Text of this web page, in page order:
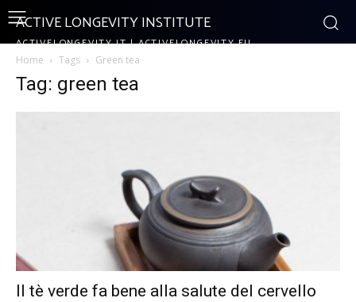
ACTIVE LONGEVITY INSTITUTE
ACTIVELONGEVITY.IT | ACTIVELONGEVITY.EU
Home Tags Green tea
Tag: green tea
Il tè verde fa bene alla salute del cervello